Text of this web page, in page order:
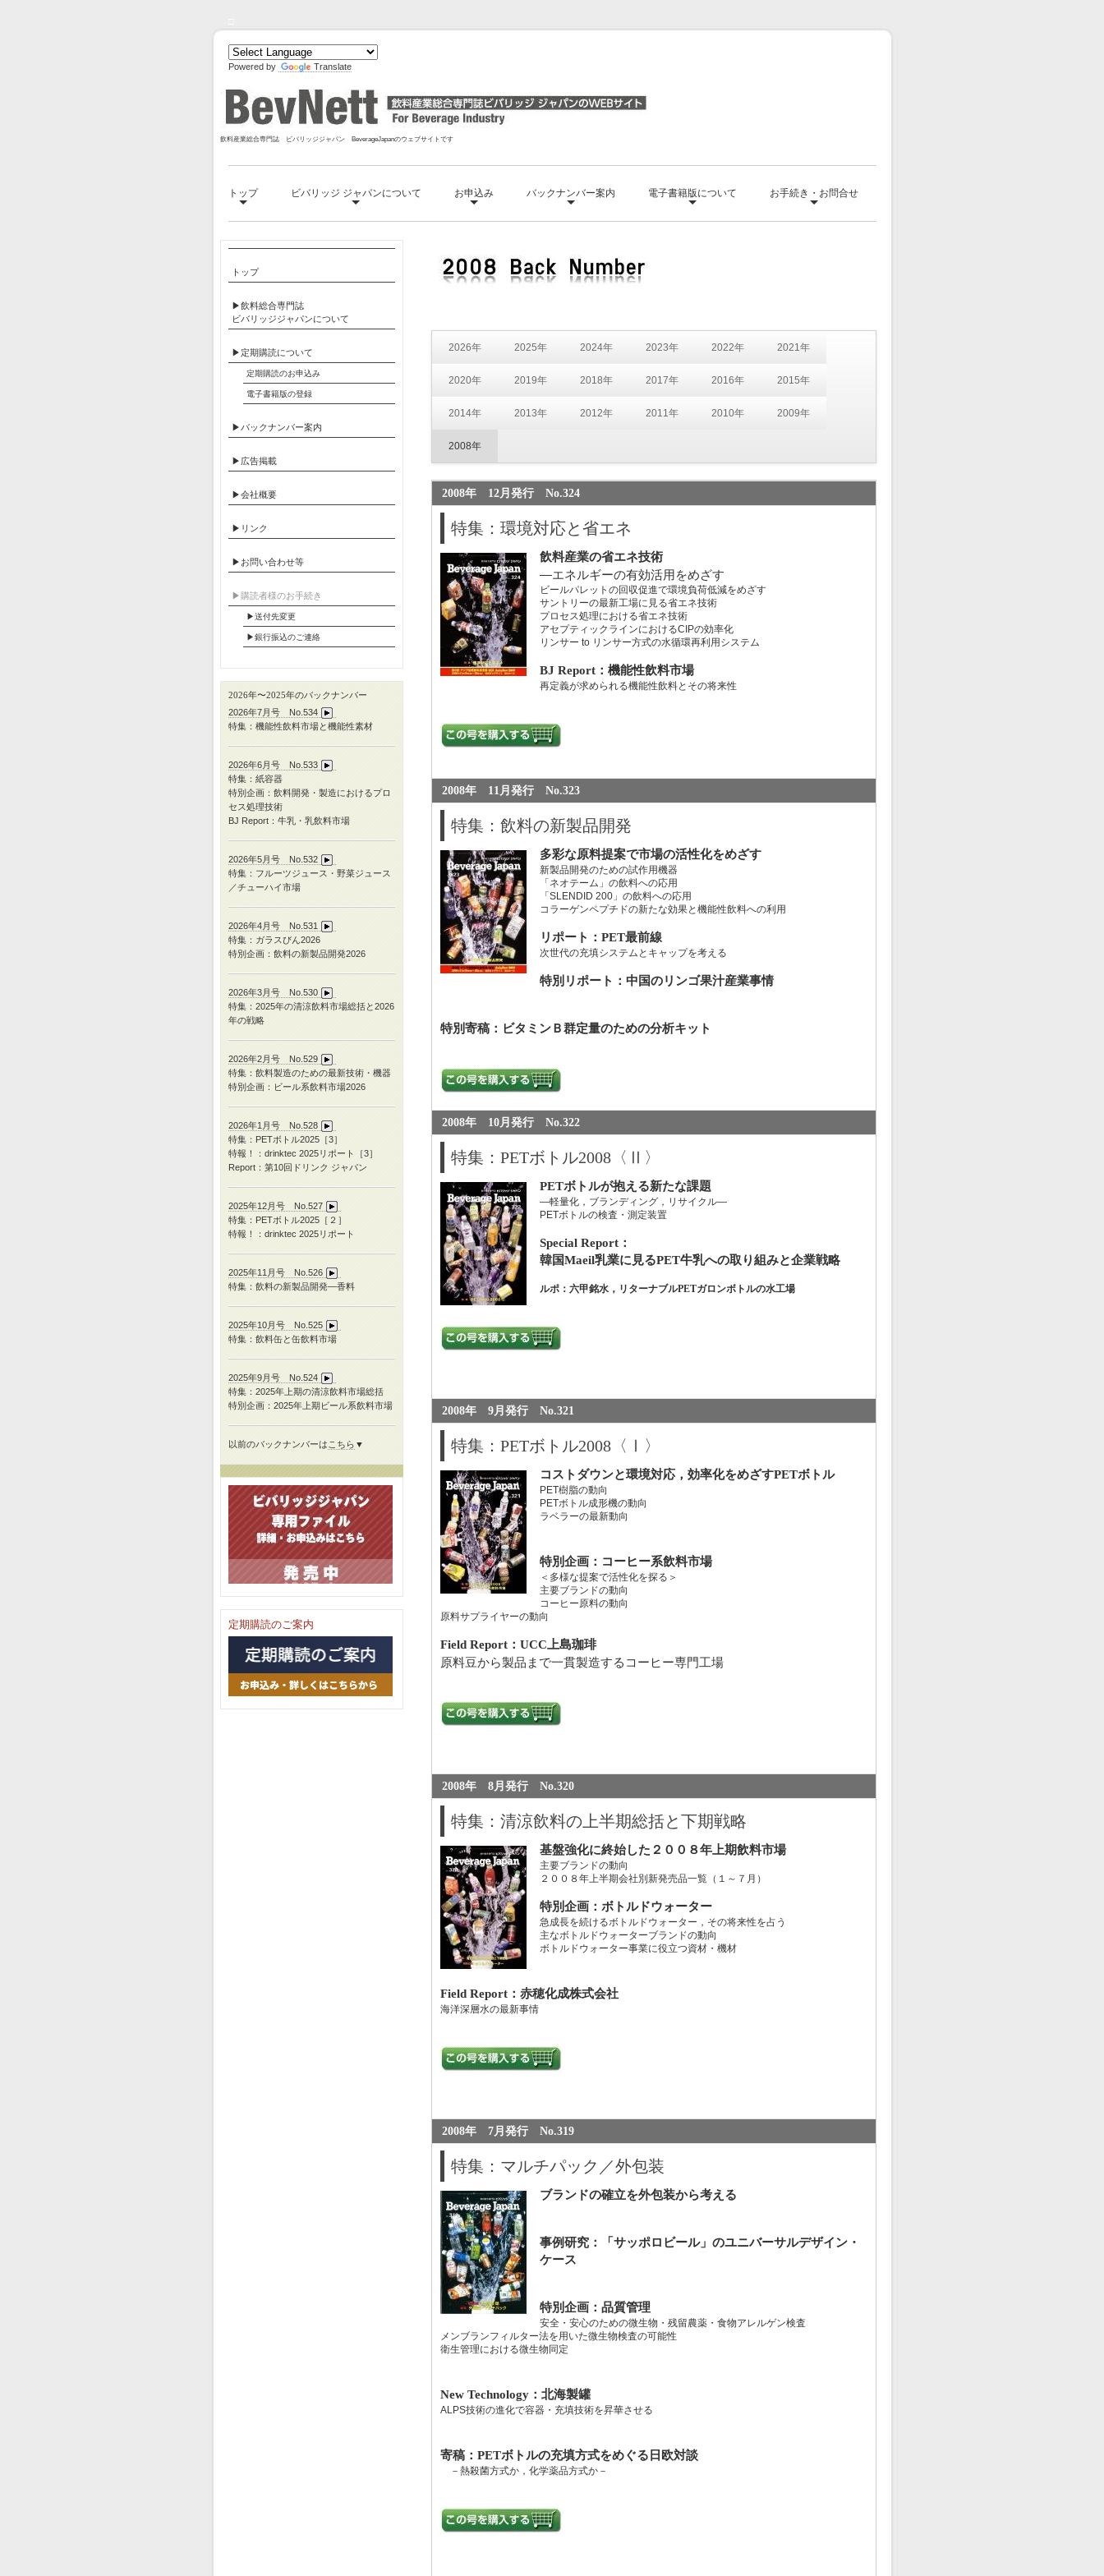
Powered by Translate
飲料産業総合専門誌 ビバリッジジャパン BeverageJapanのウェブサイトです
トップ ビバリッジ ジャパンについて お申込み バックナンバー案内 電子書籍版について お手続き・お問合せ
2026年 2025年 2024年 2023年 2022年 2021年
2020年 2019年 2018年 2017年 2016年 2015年
2014年 2013年 2012年 2011年 2010年 2009年
2008年
2008年 12月発行 No.324
特集：環境対応と省エネ
飲料産業の省エネ技術
―エネルギーの有効活用をめざす
ビールパレットの回収促進で環境負荷低減をめざす
サントリーの最新工場に見る省エネ技術
プロセス処理における省エネ技術
アセプティックラインにおけるCIPの効率化
リンサー to リンサー方式の水循環再利用システム
BJ Report：機能性飲料市場
再定義が求められる機能性飲料とその将来性
2008年 11月発行 No.323
特集：飲料の新製品開発
多彩な原料提案で市場の活性化をめざす
新製品開発のための試作用機器
「ネオテーム」の飲料への応用
「SLENDID 200」の飲料への応用
コラーゲンペプチドの新たな効果と機能性飲料への利用
リポート：PET最前線
次世代の充填システムとキャップを考える
特別リポート：中国のリンゴ果汁産業事情
特別寄稿：ビタミンＢ群定量のための分析キット
2008年 10月発行 No.322
特集：PETボトル2008〈Ⅱ〉
PETボトルが抱える新たな課題
―軽量化，ブランディング，リサイクル―
PETボトルの検査・測定装置
Special Report：
韓国Maeil乳業に見るPET牛乳への取り組みと企業戦略
ルポ：六甲銘水，リターナブルPETガロンボトルの水工場
2008年 9月発行 No.321
特集：PETボトル2008〈Ⅰ〉
コストダウンと環境対応，効率化をめざすPETボトル
PET樹脂の動向
PETボトル成形機の動向
ラベラーの最新動向
特別企画：コーヒー系飲料市場
＜多様な提案で活性化を探る＞
主要ブランドの動向
コーヒー原料の動向
原料サプライヤーの動向
Field Report：UCC上島珈琲
原料豆から製品まで一貫製造するコーヒー専門工場
2008年 8月発行 No.320
特集：清涼飲料の上半期総括と下期戦略
基盤強化に終始した２００８年上期飲料市場
主要ブランドの動向
２００８年上半期会社別新発売品一覧（１～７月）
特別企画：ボトルドウォーター
急成長を続けるボトルドウォーター，その将来性を占う
主なボトルドウォーターブランドの動向
ボトルドウォーター事業に役立つ資材・機材
Field Report：赤穂化成株式会社
海洋深層水の最新事情
2008年 7月発行 No.319
特集：マルチパック／外包装
ブランドの確立を外包装から考える
事例研究：「サッポロビール」のユニバーサルデザイン・
ケース
特別企画：品質管理
安全・安心のための微生物・残留農薬・食物アレルゲン検査
メンブランフィルター法を用いた微生物検査の可能性
衛生管理における微生物同定
New Technology：北海製罐
ALPS技術の進化で容器・充填技術を昇華させる
寄稿：PETボトルの充填方式をめぐる日欧対談
－熱殺菌方式か，化学薬品方式か－
トップ
▶飲料総合専門誌
ビバリッジジャパンについて
▶定期購読について
定期購読のお申込み
電子書籍版の登録
▶バックナンバー案内
▶広告掲載
▶会社概要
▶リンク
▶お問い合わせ等
▶︎購読者様のお手続き
▶送付先変更
▶︎銀行振込のご連絡
2026年〜2025年のバックナンバー
2026年7月号 No.534
特集：機能性飲料市場と機能性素材
2026年6月号 No.533
特集：紙容器
特別企画：飲料開発・製造におけるプロ
セス処理技術
BJ Report：牛乳・乳飲料市場
2026年5月号 No.532
特集：フルーツジュース・野菜ジュース
／チューハイ市場
2026年4月号 No.531
特集：ガラスびん2026
特別企画：飲料の新製品開発2026
2026年3月号 No.530
特集： 2025年の清涼飲料市場総括と2026
年の戦略
2026年2月号 No.529
特集：飲料製造のための最新技術・機器
特別企画：ビール系飲料市場2026
2026年1月号 No.528
特集：PETボトル2025［3］
特報！：drinktec 2025リポート［3］
Report：第10回ドリンク ジャパン
2025年12月号 No.527
特集： PETボトル2025［２］
特報！： drinktec 2025リポート
2025年11月号 No.526
特集：飲料の新製品開発―香料
2025年10月号 No.525
特集：飲料缶と缶飲料市場
2025年9月号 No.524
特集： 2025年上期の清涼飲料市場総括
特別企画： 2025年上期ビール系飲料市場
以前のバックナンバーは こちら ▼
定期購読のご案内